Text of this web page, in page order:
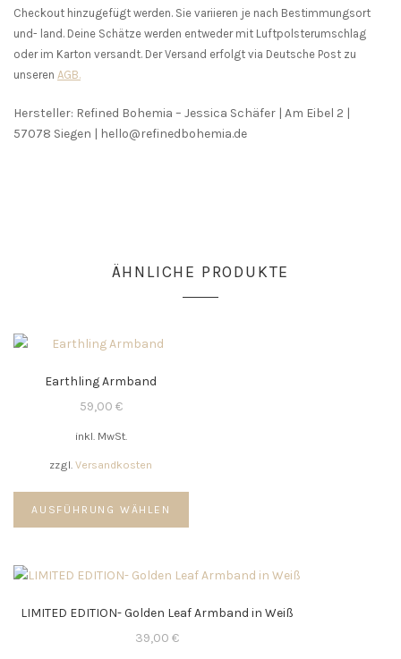
Checkout hinzugefügt werden. Sie variieren je nach Bestimmungsort
und- land. Deine Schätze werden entweder mit Luftpolsterumschlag
oder im Karton versandt. Der Versand erfolgt via Deutsche Post zu
unseren AGB.
Hersteller: Refined Bohemia – Jessica Schäfer | Am Eibel 2 |
57078 Siegen | hello@refinedbohemia.de
ÄHNLICHE PRODUKTE
Earthling Armband
59,00 €
inkl. MwSt.
zzgl.Versandkosten
AUSFÜHRUNG WÄHLEN
Dieses
weist
Varianten
Die
LIMITED EDITION- Golden Leaf Armband in Weiß
39,00 €